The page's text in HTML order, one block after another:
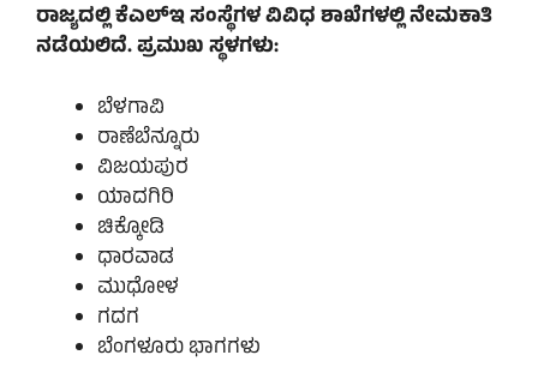
ರಾಜ್ಯದಲ್ಲಿ ಕೆಎಲ್‌ಇ ಸಂಸ್ಥೆಗಳ ವಿವಿಧ ಶಾಖೆಗಳಲ್ಲಿ ನೇಮಕಾತಿ
ನಡೆಯಲಿದೆ. ಪ್ರಮುಖ ಸ್ಥಳಗಳು:
ಬೆಳಗಾವಿ
ರಾಣೆಬೆನ್ನೂರು
ವಿಜಯಪುರ
ಯಾದಗಿರಿ
ಚಿಕ್ಕೋಡಿ
ಧಾರವಾಡ
ಮುಧೋಳ
ಗದಗ
ಬೆಂಗಳೂರು ಭಾಗಗಳು